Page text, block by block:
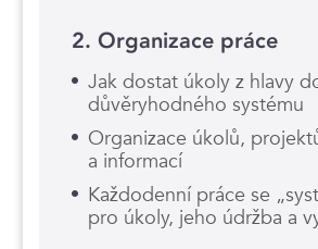
2. Organizace práce
Jak dostat úkoly z hlavy
důvěryhodného systému
Organizace úkolů,
a informací
Každodenní práce se
pro úkoly, jeho údržba a